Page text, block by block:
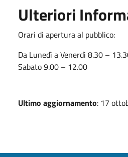
Ulteriori
Orari di apertura al pubblico:
Da Lunedì a Venerdì 8.30 –
Sabato 9.00 – 12.00
Ultimo aggiornamento: 17